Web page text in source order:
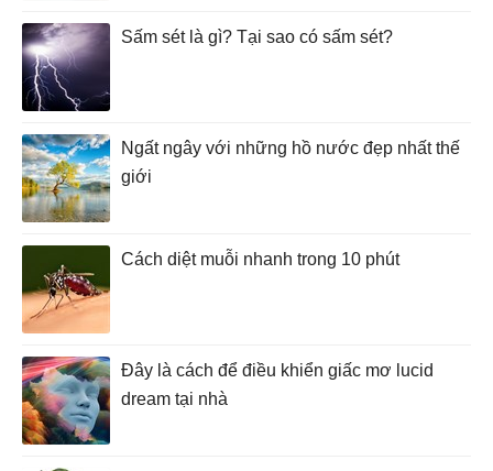
Sấm sét là gì? Tại sao có sấm sét?
Ngất ngây với những hồ nước đẹp nhất thế
giới
Cách diệt muỗi nhanh trong 10 phút
Đây là cách để điều khiển giấc mơ lucid
dream tại nhà